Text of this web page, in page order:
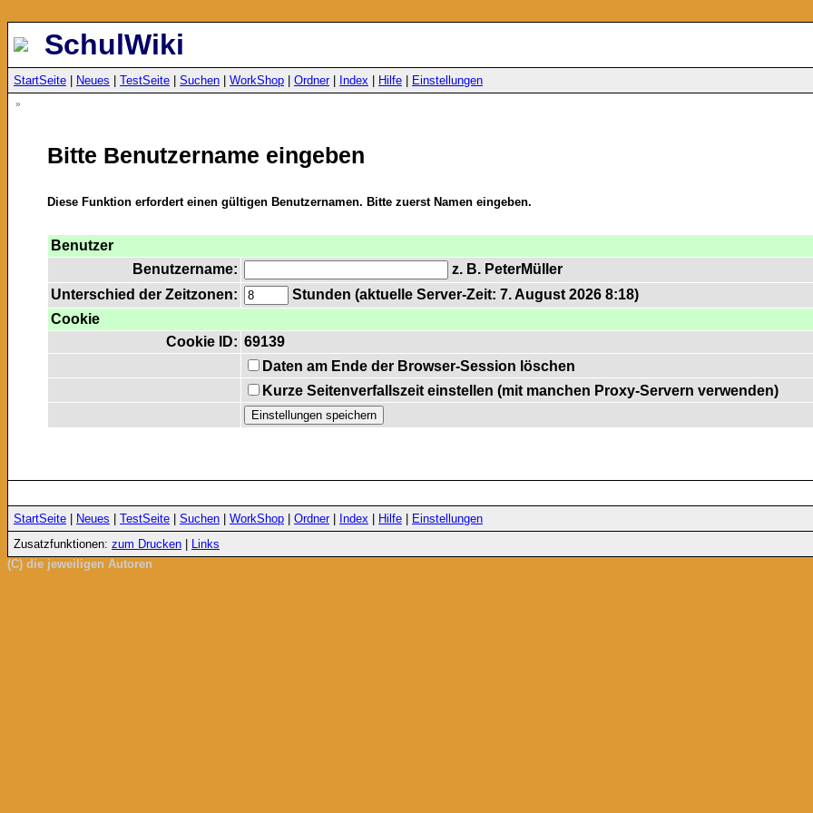
SchulWiki
StartSeite Neues TestSeite Suchen WorkShop Ordner| Index Hilfe Einstellungen
»
Bitte Benutzername eingeben
Diese Funktion erfordert einen gültigen Benutzernamen. Bitte zuerst Namen eingeben.
Benutzer
Benutzername:
z. B. PeterMüller
Unterschied der Zeitzonen:
Stunden (aktuelle Server-Zeit: 7. August 2026 8:18)
Cookie
Cookie ID: 69139
Daten am Ende der Browser-Session löschen
Kurze Seitenverfallszeit einstellen (mit manchen Proxy-Servern verwenden)
StartSeite Neues TestSeite Suchen WorkShop Ordner| Index Hilfe
Einstellungen
Zusatzfunktionen: zum Drucken
Links
(C) die jeweiligen Autoren